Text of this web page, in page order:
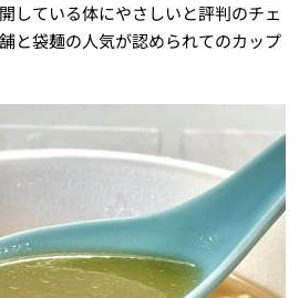
している体にやさしいと評判のチェ
と袋麺の人気が認められてのカップ